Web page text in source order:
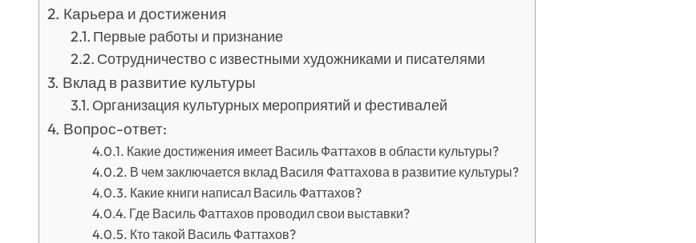
Карьера и достижения
Первые работы и признание
Сотрудничество с известными художниками и писателями
Вклад в развитие культуры
Организация культурных мероприятий и фестивалей
Вопрос-ответ:
Какие достижения имеет Василь Фаттахов в области культуры?
В чем заключается вклад Василя Фаттахова в развитие культуры?
Какие книги написал Василь Фаттахов?
Где Василь Фаттахов проводил свои выставки?
Кто такой Василь Фаттахов?